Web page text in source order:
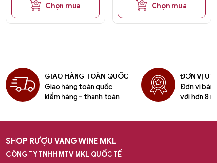
Chọn mua Chọn mua
GIAO HÀNG TOÀN QUỐC
Giao hàng toàn quốc
kiểm hàng - thanh toán
ĐƠN VỊ UY
Đơn vị bán
với hơn 8
SHOP RƯỢU VANG WINE MKL
CÔNG TY TNHH MTV MKL QUỐC TẾ